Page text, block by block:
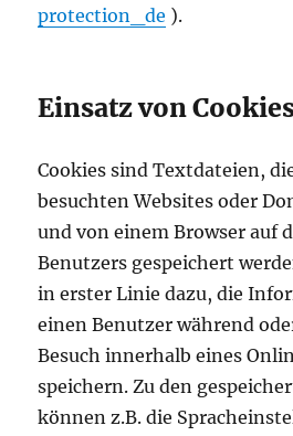
protection_de ).
Einsatz von
Cookies sind Textdateien,
besuchten Websites oder
und von einem Browser auf
Benutzers gespeichert
in erster Linie dazu, die
einen Benutzer während
Besuch innerhalb eines
speichern. Zu den
können z.B. die